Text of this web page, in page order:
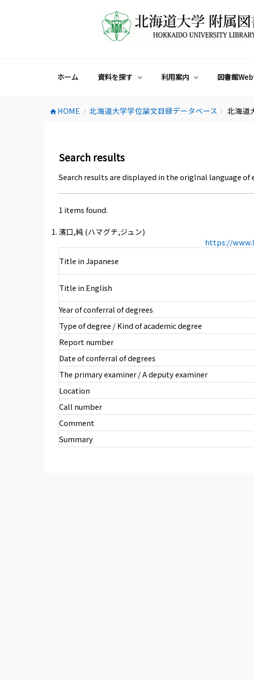
ホーム 資料を探す 利用案内 図書館
home HOME chevron_right 北海道大学学位論文目録データベース chevron_right 北海道
Search results
Search results are displayed in the origlnal language of
1 items found.
濱口,純 (ハマグチ,ジュン)
https://
Title in Japanese
Title in English
Year of conferral of degrees
Type of degree / Kind of academic degree
Report number
Date of conferral of degrees
The primary examiner / A deputy examiner
Location
Call number
Comment
Summary